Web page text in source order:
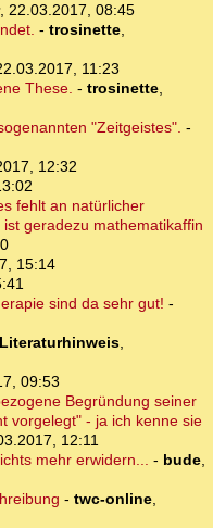
, 22.03.2017, 08:45
- trosinette,
11:23
These. - trosinette,
"Zeitgeistes". -
12:32
fehlt an natürlicher
geradezu mathematikaffin
15:14
sind da sehr gut! -
Literaturhinweis,
09:53
Begründung seiner
vorgelegt" - ja ich kenne sie
12:11
mehr erwidern... - bude,
- twc-online,